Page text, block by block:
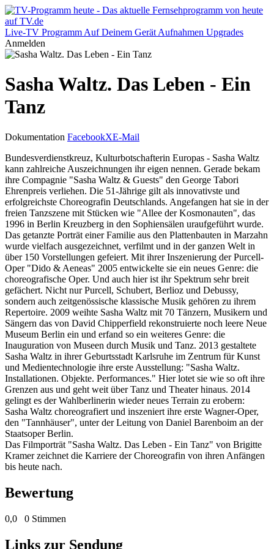
Live-TV Programm Auf Deinem Gerät Aufnahmen Upgrades
Anmelden
Sasha Waltz. Das Leben - Ein
Tanz
Dokumentation FacebookXE-Mail
Bundesverdienstkreuz, Kulturbotschafterin Europas - Sasha Waltz
kann zahlreiche Auszeichnungen ihr eigen nennen. Gerade bekam
ihre Compagnie "Sasha Waltz & Guests" den George Tabori
Ehrenpreis verliehen. Die 51-Jährige gilt als innovativste und
erfolgreichste Choreografin Deutschlands. Angefangen hat sie in der
freien Tanzszene mit Stücken wie "Allee der Kosmonauten", das
1996 in Berlin Kreuzberg in den Sophiensälen uraufgeführt wurde.
Das getanzte Porträt einer Familie aus den Plattenbauten in Marzahn
wurde vielfach ausgezeichnet, verfilmt und in der ganzen Welt in
über 150 Vorstellungen gefeiert. Mit ihrer Inszenierung der Purcell-
Oper "Dido & Aeneas" 2005 entwickelte sie ein neues Genre: die
choreografische Oper. Und auch hier ist ihr Spektrum sehr breit
gefächert. Nicht nur Purcell, Schubert, Berlioz und Debussy,
sondern auch zeitgenössische klassische Musik gehören zu ihrem
Repertoire. 2009 weihte Sasha Waltz mit 70 Tänzern, Musikern und
Sängern das von David Chipperfield rekonstruierte noch leere Neue
Museum Berlin ein und erfand so ein weiteres Genre: die
Inauguration von Museen durch Musik und Tanz. 2013 gestaltete
Sasha Waltz in ihrer Geburtsstadt Karlsruhe im Zentrum für Kunst
und Medientechnologie ihre erste Ausstellung: "Sasha Waltz.
Installationen. Objekte. Performances." Hier lotet sie wie so oft ihre
Grenzen aus und geht weit über Tanz und Theater hinaus. 2014
gelingt es der Wahlberlinerin wieder neues Terrain zu erobern:
Sasha Waltz choreografiert und inszeniert ihre erste Wagner-Oper,
den "Tannhäuser", unter der Leitung von Daniel Barenboim an der
Staatsoper Berlin.
Das Filmporträt "Sasha Waltz. Das Leben - Ein Tanz" von Brigitte
Kramer zeichnet die Karriere der Choreografin von ihren Anfängen
bis heute nach.
Bewertung
0,0 0 Stimmen
Links zur Sendung